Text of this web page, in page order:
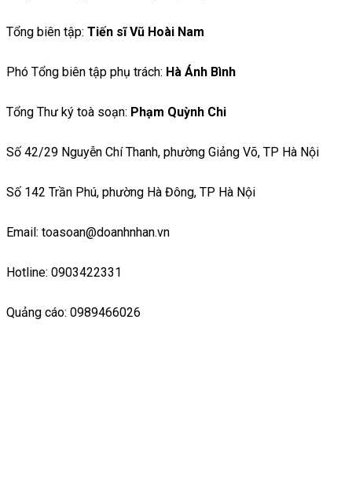
Tổng biên tập: Tiến sĩ Vũ Hoài Nam
Phó Tổng biên tập phụ trách: Hà Ánh Bình
Tổng Thư ký toà soạn: Phạm Quỳnh Chi
Số 42/29 Nguyễn Chí Thanh, phường Giảng Võ, TP Hà Nội
Số 142 Trần Phú, phường Hà Đông, TP Hà Nội
Email: toasoan@doanhnhan.vn
Hotline: 0903422331
Quảng cáo: 0989466026